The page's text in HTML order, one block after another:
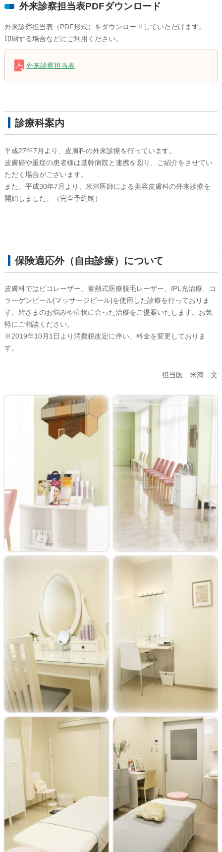
外来診察担当表PDFダウンロード
外来診察担当表（PDF形式）をダウンロードしていただけます。
印刷する場合などにご利用ください。
外来診察担当表
診療科案内
平成27年7月より、皮膚科の外来診療を行っています。
皮膚癌や重症の患者様は基幹病院と連携を図り、ご紹介をさせてい
ただく場合がございます。
また、平成30年7月より、米満医師による美容皮膚科の外来診療を
開始しました。（完全予約制）
保険適応外（自由診療）について
皮膚科ではピコレーザー、蓄熱式医療脱毛レーザー、IPL光治療、コ
ラーゲンピール[マッサージピール]を使用した診療を行っておりま
す。皆さまのお悩みや症状に合った治療をご提案いたします。お気
軽にご相談ください。
※2019年10月1日より消費税改定に伴い、料金を変更しておりま
す。
担当医 米満 文